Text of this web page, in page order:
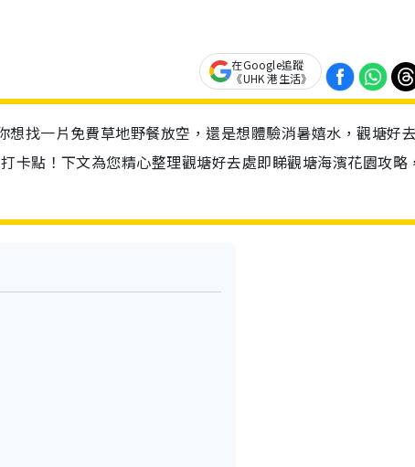
在Google追蹤
《UHK 港生活》
找一片免費草地野餐放空，還是想體驗消暑嬉水，觀塘好
卡點！下文為您精心整理觀塘好去處即睇觀塘海濱花園攻略